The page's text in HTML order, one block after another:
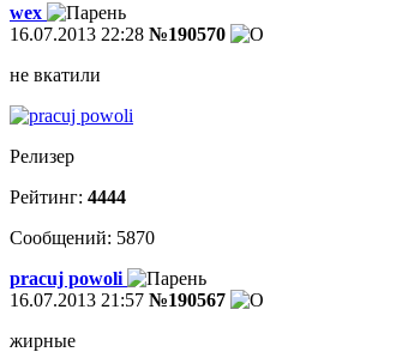
wex
16.07.2013 22:28 №190570
не вкатили
Релизер
Рейтинг: 4444
Сообщений: 5870
pracuj powoli
16.07.2013 21:57 №190567
жирные